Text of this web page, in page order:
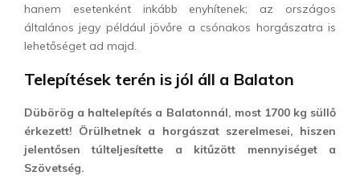
hanem esetenként inkább enyhítenek; az országos
általános jegy például jövőre a csónakos horgászatra is
lehetőséget ad majd.
Telepítések terén is jól áll a Balaton
Dübörög a haltelepítés a Balatonnál, most 1700 kg süllő
érkezett! Örülhetnek a horgászat szerelmesei, hiszen
jelentősen túlteljesítette a kitűzött mennyiséget a
Szövetség.